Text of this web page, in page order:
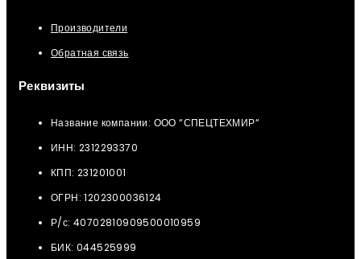
Производители
Обратная связь
Реквизиты
Название компании: ООО “СПЕЦТЕХМИР“
ИНН: 2312293370
КПП: 231201001
ОГРН: 1202300036124
Р/с: 40702810909500010959
БИК: 044525999